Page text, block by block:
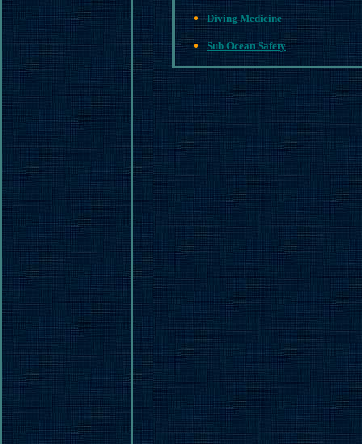
Diving Medicine
Sub Ocean Safety